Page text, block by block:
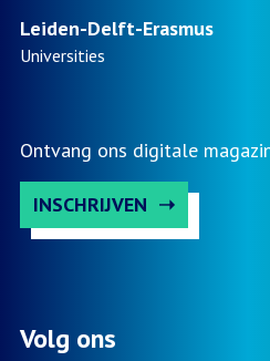
Leiden-Delft-Erasmus
Universities
Ontvang ons digitale
INSCHRIJVEN
Volg ons